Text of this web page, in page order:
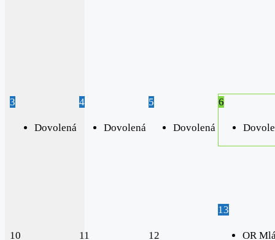
3
Dovolená
4
Dovolená
5
Dovolená
6
10 11 12
13
OR